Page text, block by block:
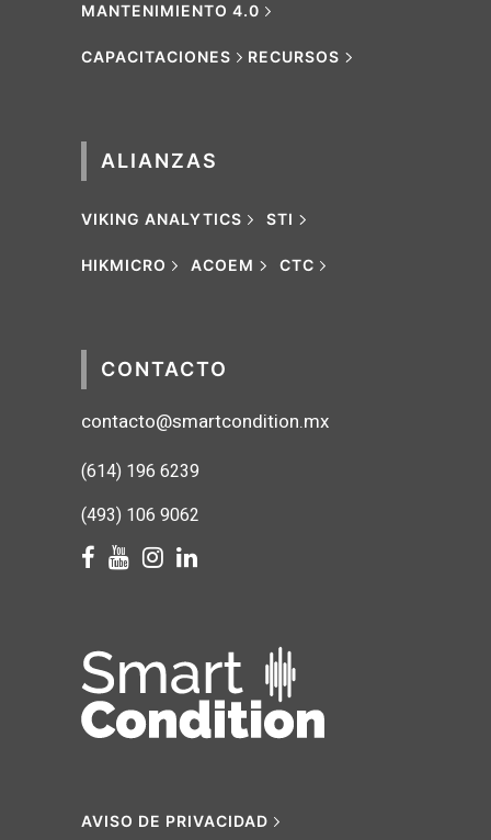
MANTENIMIENTO 4.0
CAPACITACIONES RECURSOS
ALIANZAS
VIKING ANALYTICS STI
HIKMICRO ACOEM CTC
CONTACTO
contacto@smartcondition.mx
(614) 196 6239
(493) 106 9062
AVISO DE PRIVACIDAD